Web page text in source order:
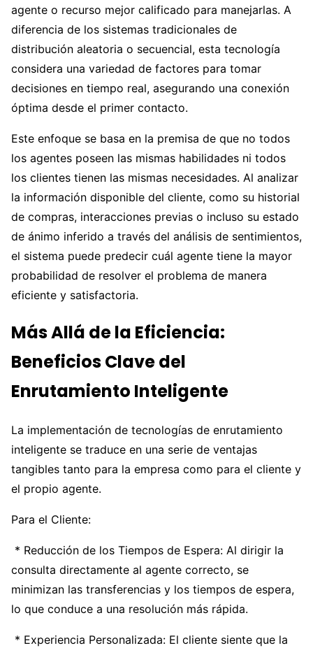
agente o recurso mejor calificado para manejarlas. A
diferencia de los sistemas tradicionales de
distribución aleatoria o secuencial, esta tecnología
considera una variedad de factores para tomar
decisiones en tiempo real, asegurando una conexión
óptima desde el primer contacto.
Este enfoque se basa en la premisa de que no todos
los agentes poseen las mismas habilidades ni todos
los clientes tienen las mismas necesidades. Al analizar
la información disponible del cliente, como su historial
de compras, interacciones previas o incluso su estado
de ánimo inferido a través del análisis de sentimientos,
el sistema puede predecir cuál agente tiene la mayor
probabilidad de resolver el problema de manera
eficiente y satisfactoria.
Más Allá de la Eficiencia:
Beneficios Clave del
Enrutamiento Inteligente
La implementación de tecnologías de enrutamiento
inteligente se traduce en una serie de ventajas
tangibles tanto para la empresa como para el cliente y
el propio agente.
Para el Cliente:
* Reducción de los Tiempos de Espera: Al dirigir la
consulta directamente al agente correcto, se
minimizan las transferencias y los tiempos de espera,
lo que conduce a una resolución más rápida.
* Experiencia Personalizada: El cliente siente que la